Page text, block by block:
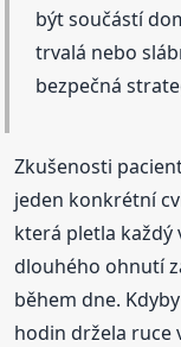
být součástí
trvalá nebo
bezpečná
Zkušenosti
jeden konkrétní
která pletla každý
dlouhého ohnutí
během dne.
hodin držela ruce